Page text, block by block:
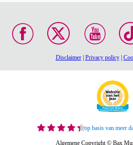
Disclaimer| Privacy policy|
op basis van meer
Algemene Copyright © Bax